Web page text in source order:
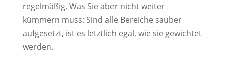
regelmäßig. Was Sie aber nicht weiter
kümmern muss: Sind alle Bereiche sauber
aufgesetzt, ist es letztlich egal, wie sie gewichtet
werden.